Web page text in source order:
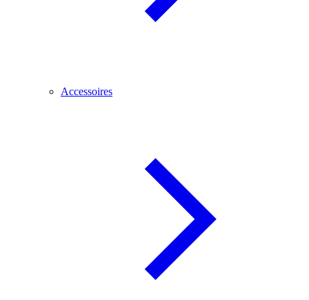
Accessoires